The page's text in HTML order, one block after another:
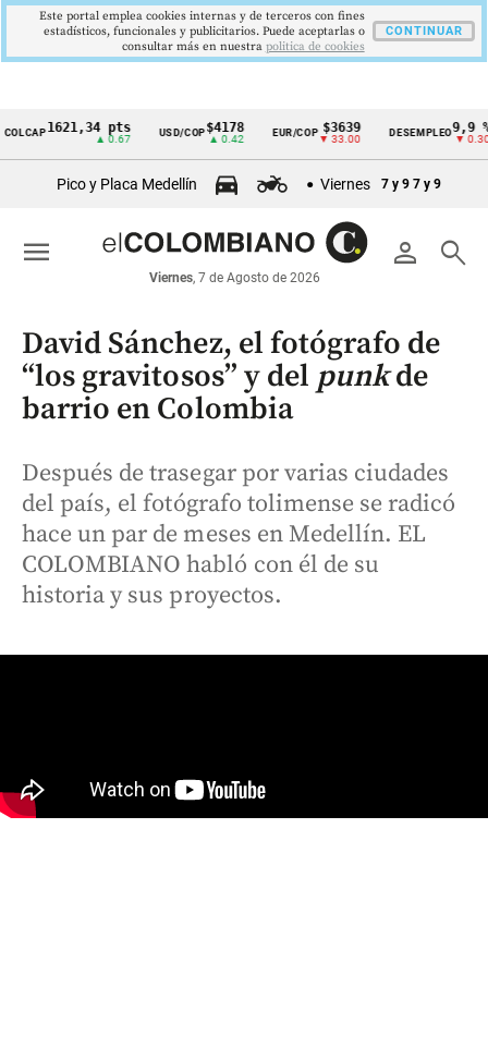
Cintillo
económicos
Colombia
1621,34 pts
▲ 0.67
USD/COP $4178
▲ 0.42
EUR/COP $3639
▼ 33.00
DESEMPLEO9,9 %
▼ 0.30
Pico y Placa Medellín Viernes 7 y 9 7 y 9
person search
Viernes, 7 de Agosto de 2026
menu
David Sánchez, el fotógrafo de
“los gravitosos” y del punkde
barrio en Colombia
Después de trasegar por varias ciudades
del país, el fotógrafo tolimense se radicó
hace un par de meses en Medellín. EL
COLOMBIANO habló con él de su
historia y sus proyectos.
Este portal emplea cookies internas y de terceros con fines
estadísticos, funcionales y publicitarios. Puede aceptarlas o
consultar más en nuestra politica de cookies
CONTINUAR